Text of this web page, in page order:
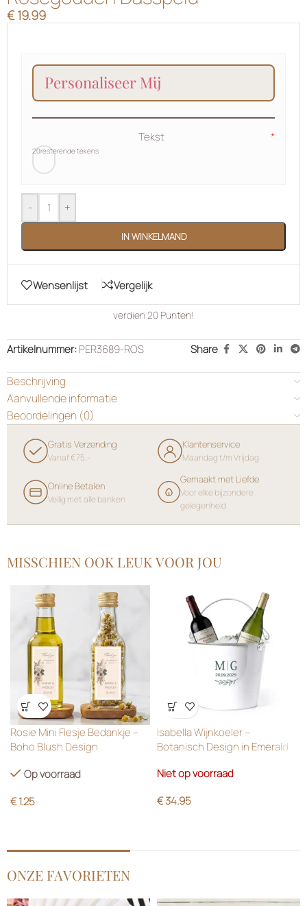
€19.99
personaliseer mij
*
Tekst
20resterende tekens
- +
IN WINKELMAND
Wensenlijst Vergelijk
verdien20 Punten!
Artikelnummer:PER3689-ROS Share
Beschrijving
Aanvullende informatie
Beoordelingen (0)
Gratis Verzending
Vanaf €75,-
Klantenservice
Maandag t/m Vrijdag
Online Betalen
Veilig met alle banken
Gemaakt met Liefde
Voor elke bijzondere
gelegenheid
MISSCHIEN OOK LEUK VOOR JOU
Wensenlijst
Rosie Mini Flesje Bedankje –
Boho Blush Design
Op voorraad
€1.25
Wensenlijst
Isabella Wijnkoeler –
Botanisch Design in Emerald
Niet op voorraad
€34.95
ONZE FAVORIETEN